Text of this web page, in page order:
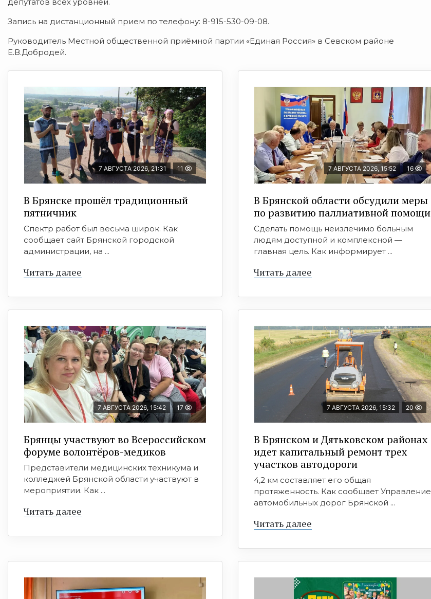
Запись на дистанционный прием по телефону: 8-915-530-09-08.
Руководитель Местной общественной приёмной партии «Единая Россия» в Севском районе
Е.В.Добродей.
7 АВГУСТА 2026, 21:31 11
В Брянске прошёл традиционный
пятничник
Спектр работ был весьма широк. Как
сообщает сайт Брянской городской
администрации, на ...
Читать далее
7 АВГУСТА 2026, 15:52 16
В Брянской области обсудили меры
по развитию паллиативной помощи
Сделать помощь неизлечимо больным
людям доступной и комплексной —
главная цель. Как информирует ...
Читать далее
7 АВГУСТА 2026, 15:42 17
Брянцы участвуют во Всероссийском
форуме волонтёров-медиков
Представители медицинских техникума и
колледжей Брянской области участвуют в
мероприятии. Как ...
Читать далее
7 АВГУСТА 2026, 15:32 20
В Брянском и Дятьковском районах
идет капитальный ремонт трех
участков автодороги
4,2 км составляет его общая
протяженность. Как сообщает Управление
автомобильных дорог Брянской ...
Читать далее